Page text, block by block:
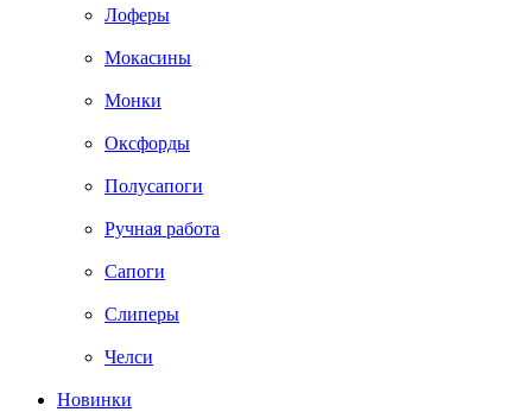
Лоферы
Мокасины
Монки
Оксфорды
Полусапоги
Ручная работа
Сапоги
Слиперы
Челси
Новинки